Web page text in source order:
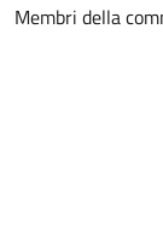
Membri della
Prof.
Prof.
Prof.
Prof.
Prof.